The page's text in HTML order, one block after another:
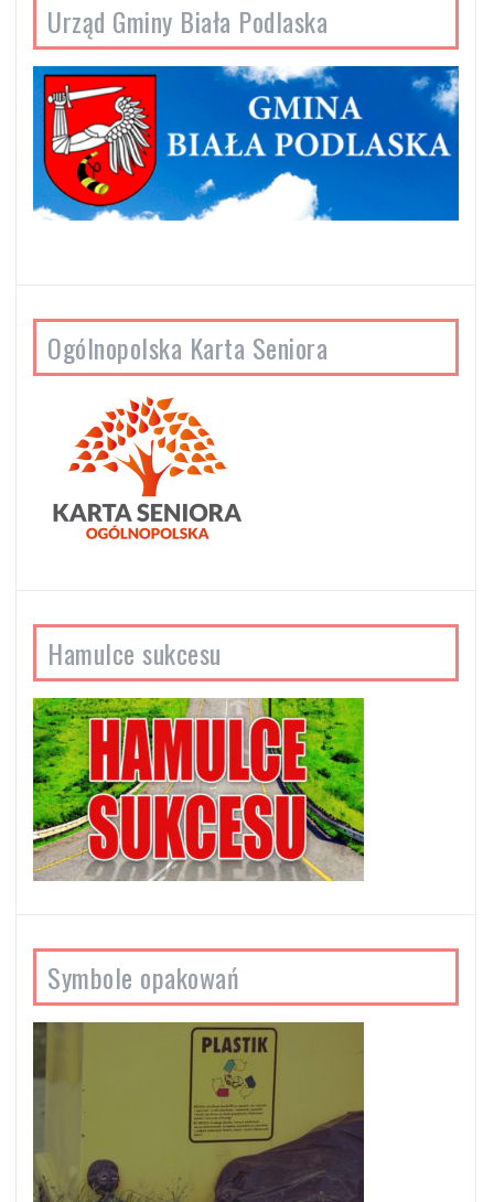
Urząd Gminy Biała Podlaska
Ogólnopolska Karta Seniora
Hamulce sukcesu
Symbole opakowań